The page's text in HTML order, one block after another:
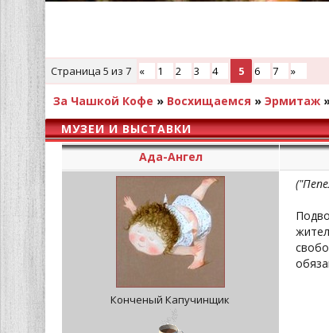
Страница 5 из 7 « 1 2 3 4 5 6 7 »
За Чашкой Кофе » Восхищаемся » Эрмитаж
МУЗЕИ И ВЫСТАВКИ
Ада-Ангел
Конченый Капучинщик